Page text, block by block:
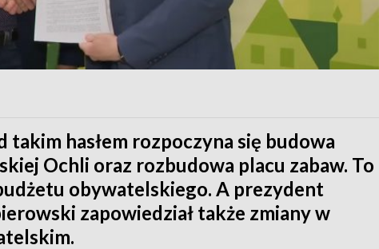
takim hasłem rozpoczyna się budowa
Ochli oraz rozbudowa placu zabaw. To
obywatelskiego. A prezydent
zapowiedział także zmiany w